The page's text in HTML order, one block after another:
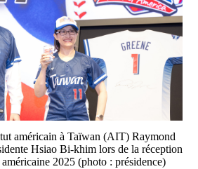
américain à Taïwan (AIT) Raymond
Hsiao Bi-khim lors de la réception
2025 (photo : présidence)